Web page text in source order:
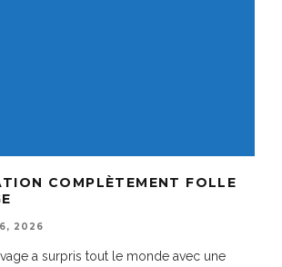
COMPLÈTEMENT FOLLE
2026
a surpris tout le monde avec une